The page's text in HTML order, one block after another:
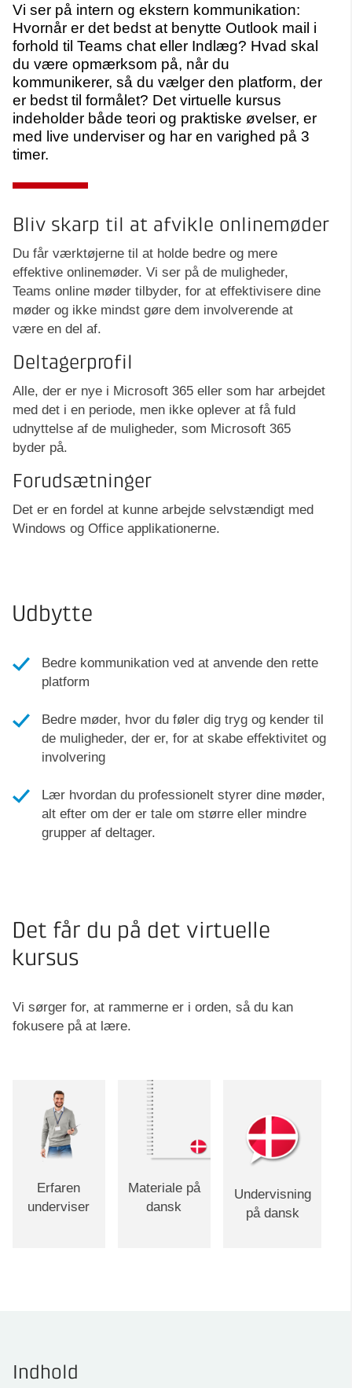
Vi ser på intern og ekstern kommunikation:
Hvornår er det bedst at benytte Outlook mail i
forhold til Teams chat eller Indlæg? Hvad skal
du være opmærksom på, når du
kommunikerer, så du vælger den platform, der
er bedst til formålet? Det virtuelle kursus
indeholder både teori og praktiske øvelser, er
med live underviser og har en varighed på 3
timer.
Bliv skarp til at afvikle onlinemøder
Du får værktøjerne til at holde bedre og mere
effektive onlinemøder. Vi ser på de muligheder,
Teams online møder tilbyder, for at effektivisere dine
møder og ikke mindst gøre dem involverende at
være en del af.
Deltagerprofil
Alle, der er nye i Microsoft 365 eller som har arbejdet
med det i en periode, men ikke oplever at få fuld
udnyttelse af de muligheder, som Microsoft 365
byder på.
Forudsætninger
Det er en fordel at kunne arbejde selvstændigt med
Windows og Office applikationerne.
Udbytte
Bedre kommunikation ved at anvende den rette
platform
Bedre møder, hvor du føler dig tryg og kender til
de muligheder, der er, for at skabe effektivitet og
involvering
Lær hvordan du professionelt styrer dine møder,
alt efter om der er tale om større eller mindre
grupper af deltager.
Det får du på det virtuelle
kursus
Vi sørger for, at rammerne er i orden, så du kan
fokusere på at lære.
Erfaren
underviser
Materiale på
dansk
Undervisning
på dansk
Indhold